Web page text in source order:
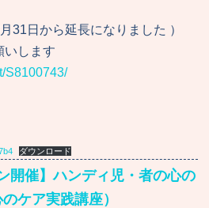
31日から延長になりました ）
いします
S8100743/
ダウンロード
開催】ハンディ児・者の心の
ケア実践講座）